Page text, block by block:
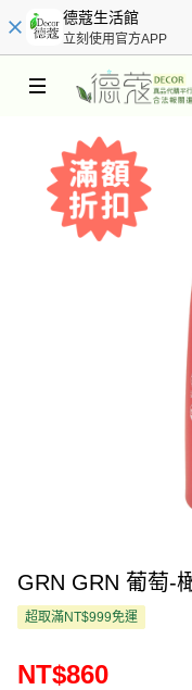
德蔻生活館
立刻使用官方APP
GRN GRN 葡萄-
超取滿NT$999免運
NT$860